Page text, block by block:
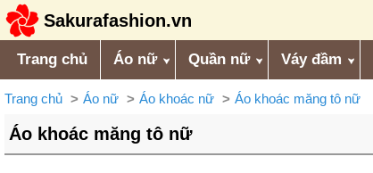
Sakurafashion.vn
Trang chủ Áo nữ Quần nữ Váy đầm
Trang chủ Áo nữ Áo khoác nữ Áo khoác măng tô nữ
Áo khoác măng tô nữ